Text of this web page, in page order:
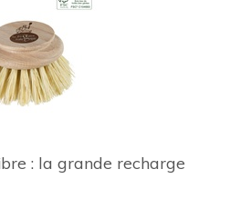
: la grande recharge